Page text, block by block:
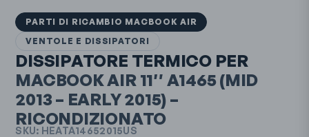
PARTI DI RICAMBIO MACBOOK AIR
VENTOLE E DISSIPATORI
DISSIPATORE TERMICO PER
MACBOOK AIR 11″ A1465(MID
2013 – EARLY 2015) –
RICONDIZIONATO
SKU: HEATA14652015US